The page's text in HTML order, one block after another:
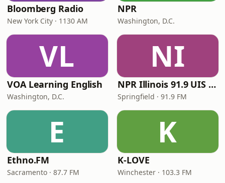
Bloomberg Radio
New York City · 1130 AM
NPR
Washington, D.C.
VL
VOA Learning English
Washington, D.C.
NI
NPR Illinois 91.9 UIS (WUIS)
Springfield · 91.9 FM
E
Ethno.FM
Sacramento · 87.7 FM
K
K-LOVE
Winchester · 103.3 FM